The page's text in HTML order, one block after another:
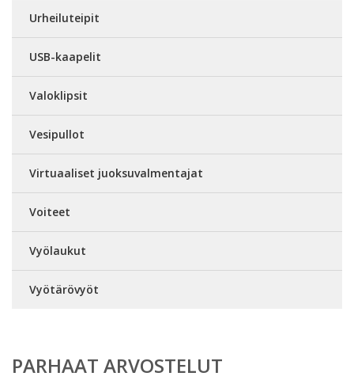
Urheiluteipit
USB-kaapelit
Valoklipsit
Vesipullot
Virtuaaliset juoksuvalmentajat
Voiteet
Vyölaukut
Vyötärövyöt
PARHAAT ARVOSTELUT